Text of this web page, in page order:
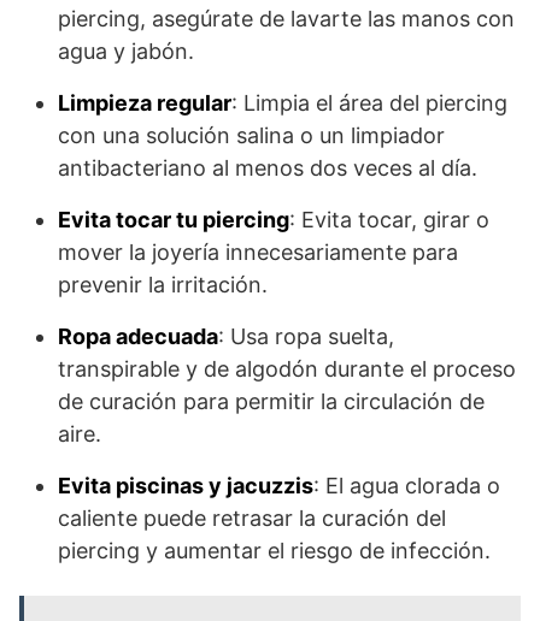
piercing, asegúrate de lavarte las manos con
agua y jabón.
Limpieza regular: Limpia el área del piercing
con una solución salina o un limpiador
antibacteriano al menos dos veces al día.
Evita tocar tu piercing: Evita tocar, girar o
mover la joyería innecesariamente para
prevenir la irritación.
Ropa adecuada: Usa ropa suelta,
transpirable y de algodón durante el proceso
de curación para permitir la circulación de
aire.
Evita piscinas y jacuzzis: El agua clorada o
caliente puede retrasar la curación del
piercing y aumentar el riesgo de infección.